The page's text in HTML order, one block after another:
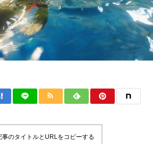
事のタイトルとURLをコピーする